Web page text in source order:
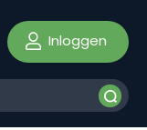
Inloggen